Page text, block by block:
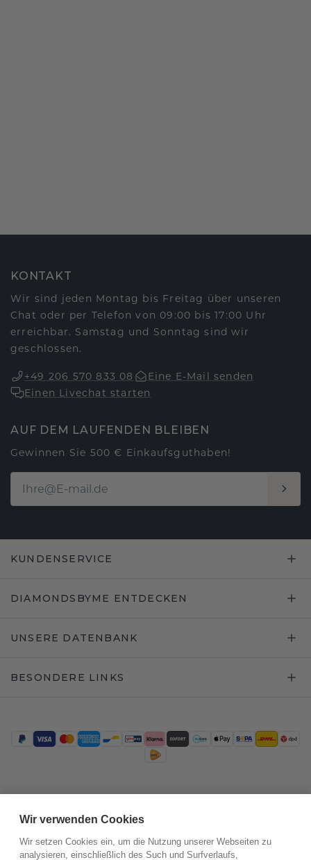
KONTAKT
Wir sind jeden Montag bis Freitag über unseren
Chat oder per Telefon von 09:00 bis 17:00 Uhr
erreichbar. Samstag und Sonntag sind wir
geschlossen.
+49 206 570 833 08
Eine E-Mail senden
Einen Livechat starten
AUF DEM LAUFENDEN BLEIBEN
Gewinnen Sie 500 € Einkaufsguthaben!
KUNDENSERVICE
DIAMONDSBYME ENTDECKEN
UNSERE DATENBANK
BESONDERE LINKS
Wir verwenden Cookies
Wir setzen Cookies ein, um die Nutzung unserer Webseiten zu
analysieren, einschließlich des Such und Surfverlaufs,